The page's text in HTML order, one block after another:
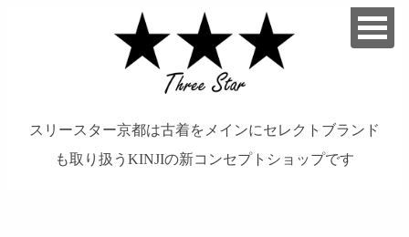
スリースター京都は古着をメインにセレクトブランド
も取り扱うKINJIの新コンセプトショップです